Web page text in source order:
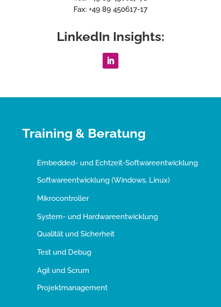
Fax: +49 89 450617-17
LinkedIn Insights:
Training & Beratung
Embedded- und Echtzeit-Softwareentwicklung
Softwareentwicklung (Windows, Linux)
Mikrocontroller
System- und Hardwareentwicklung
Qualität und Sicherheit
Test und Debug
Agil und Scrum
Projektmanagement